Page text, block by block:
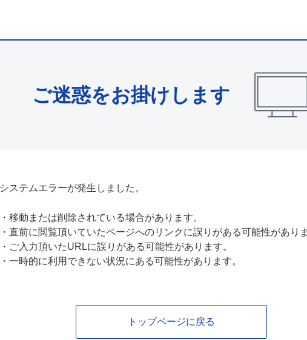
ご迷惑をお掛けします
システムエラーが発生しました。
・ 移動または削除されている場合があります。
・ 直前に閲覧頂いていたページへのリンクに誤りがある可能性があり
・ ご入力頂いたURLに誤りがある可能性があります。
・ 一時的に利用できない状況にある可能性があります。
トップページに戻る